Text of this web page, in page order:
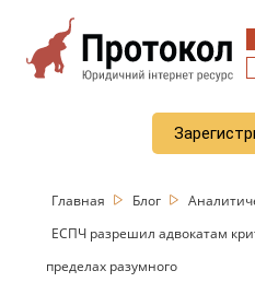
Главная Блог
ЕСПЧ разрешил адвокатам
пределах разумного